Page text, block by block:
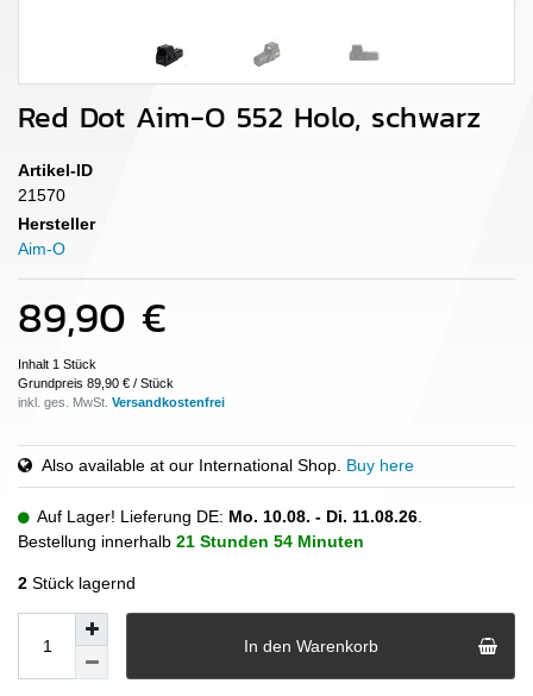
Red Dot Aim-O 552 Holo, schwarz
Artikel-ID
21570
Hersteller
Aim-O
89,90 €
Inhalt 1 Stück
Grundpreis 89,90 € / Stück
inkl. ges. MwSt.
Also available at our International Shop. Buy here
Auf Lager! Lieferung DE: Mo. 10.08. - Di. 11.08.26.
Bestellung innerhalb 21 Stunden 54 Minuten
2 Stück lagernd
In den Warenkorb